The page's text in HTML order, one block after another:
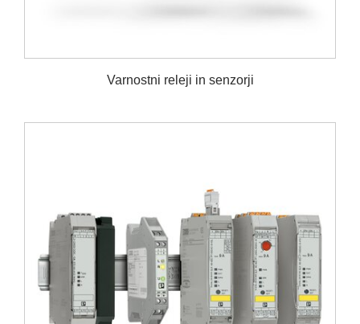
Varnostni releji in senzorji